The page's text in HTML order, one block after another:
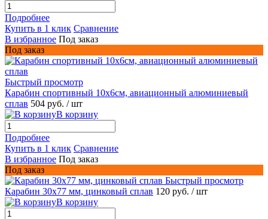
Подробнее
Купить в 1 клик Сравнение
В избранное Под заказ
Под заказ
Быстрый просмотр
Карабин спортивный 10х6см, авиационный алюминиевый
сплав 504 руб. / шт
В корзину
Подробнее
Купить в 1 клик Сравнение
В избранное Под заказ
Под заказ
Быстрый просмотр
Карабин 30х77 мм, цинковый сплав 120 руб. / шт
В корзину